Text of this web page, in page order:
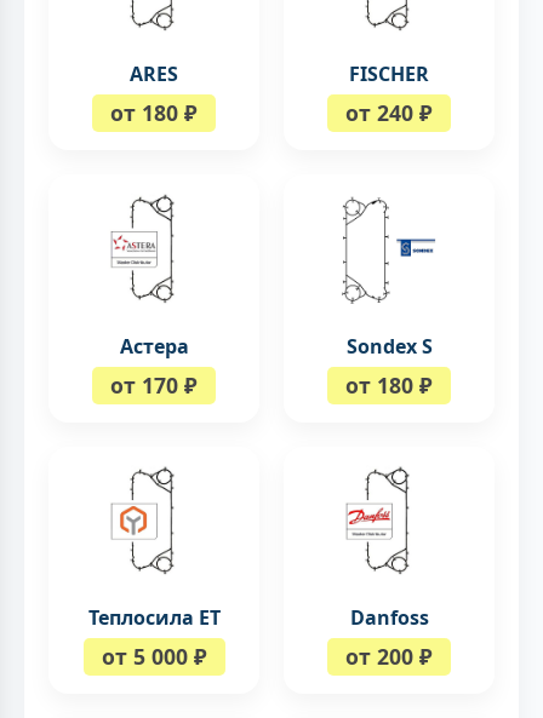
ARES
от 180 ₽
FISCHER
от 240 ₽
Астера
от 170 ₽
Sondex S
от 180 ₽
Теплосила ЕТ
от 5 000 ₽
Danfoss
от 200 ₽